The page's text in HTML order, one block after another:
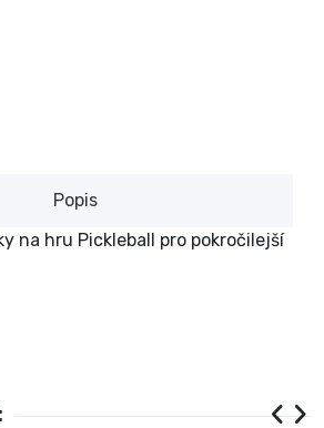
Popis
na hru Pickleball pro pokročilejší